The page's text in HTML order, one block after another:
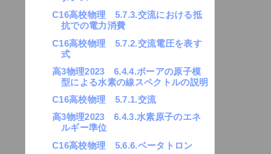
C16高校物理 5.7.3.交流における抵
抗での電力消費
C16高校物理 5.7.2.交流電圧を表す
式
高3物理2023 6.4.4.ボーアの原子模
型による水素の線スペクトルの説明
C16高校物理 5.7.1.交流
高3物理2023 6.4.3.水素原子のエネ
ルギー準位
C16高校物理 5.6.6.ベータトロン